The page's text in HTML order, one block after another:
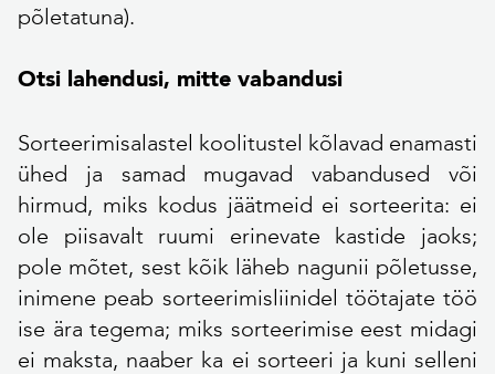
põletatuna).
Otsi lahendusi, mitte vabandusi
Sorteerimisalastel koolitustel kõlavad enamasti
ühed ja samad mugavad vabandused või
hirmud, miks kodus jäätmeid ei sorteerita: ei
ole piisavalt ruumi erinevate kastide jaoks;
pole mõtet, sest kõik läheb nagunii põletusse,
inimene peab sorteerimisliinidel töötajate töö
ise ära tegema; miks sorteerimise eest midagi
ei maksta, naaber ka ei sorteeri ja kuni selleni